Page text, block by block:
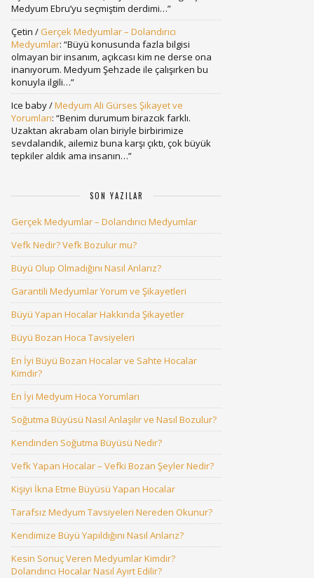
Medyum Ebru’yu seçmiştim derdimi…”
Çetin / Gerçek Medyumlar – Dolandırıcı
Medyumlar: “Büyü konusunda fazla bilgisi
olmayan bir insanım, açıkcası kim ne derse ona
inanıyorum. Medyum Şehzade ile çalışırken bu
konuyla ilgili…”
Ice baby/Medyum Ali Gürses Şikayet ve
Yorumları: “Benim durumum birazcık farklı.
Uzaktan akrabam olan biriyle birbirimize
sevdalandık, ailemiz buna karşı çıktı, çok büyük
tepkiler aldık ama insanın…”
SON YAZILAR
Gerçek Medyumlar – Dolandırıcı Medyumlar
Vefk Nedir? Vefk Bozulur mu?
Büyü Olup Olmadığını Nasıl Anlarız?
Garantili Medyumlar Yorum ve Şikayetleri
Büyü Yapan Hocalar Hakkında Şikayetler
Büyü Bozan Hoca Tavsiyeleri
En İyi Büyü Bozan Hocalar ve Sahte Hocalar
Kimdir?
En İyi Medyum Hoca Yorumları
Soğutma Büyüsü Nasıl Anlaşılır ve Nasıl Bozulur?
Kendinden Soğutma Büyüsü Nedir?
Vefk Yapan Hocalar – Vefki Bozan Şeyler Nedir?
Kişiyi İkna Etme Büyüsü Yapan Hocalar
Tarafsız Medyum Tavsiyeleri Nereden Okunur?
Kendimize Büyü Yapıldığını Nasıl Anlarız?
Kesin Sonuç Veren Medyumlar Kimdir?
Dolandırıcı Hocalar Nasıl Ayırt Edilir?